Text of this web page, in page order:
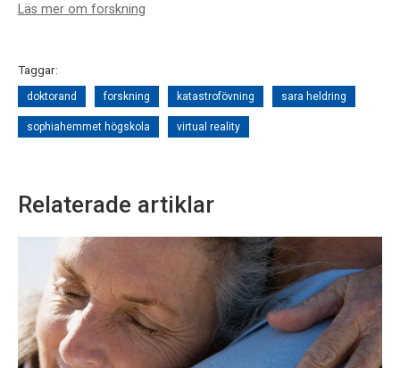
Läs mer om forskning
Taggar:
doktorand forskning katastrofövning sara heldring
sophiahemmet högskola virtual reality
Relaterade artiklar